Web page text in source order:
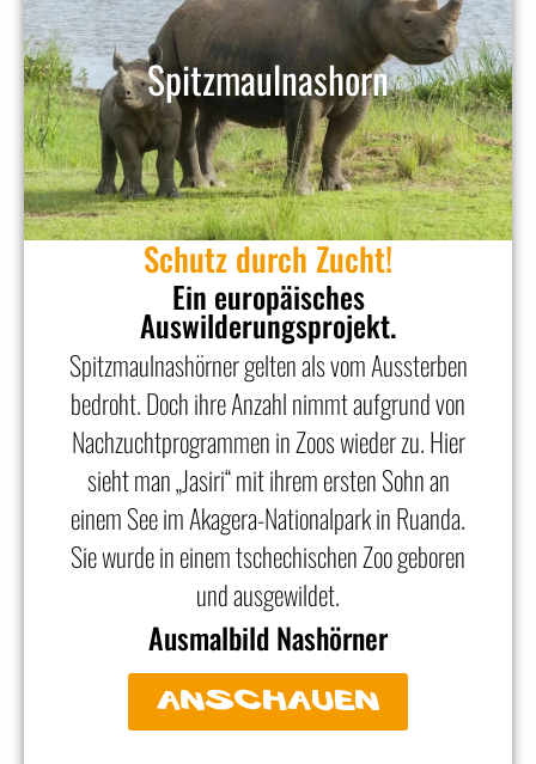
Spitzmaulnashorn
Schutz durch Zucht!
Ein europäisches
Auswilderungsprojekt.
Spitzmaulnashörner gelten als vom ­Aussterben
bedroht. Doch ihre Anzahl nimmt aufgrund von
Nachzuchtprogrammen in Zoos wieder zu. Hier
sieht man „Jasiri“ mit ihrem ersten Sohn an
einem See im Akagera-Nationalpark in Ruanda.
Sie wurde in einem tschechischen Zoo geboren
und ausgewildet.
Ausmalbild Nashörner
anschauen